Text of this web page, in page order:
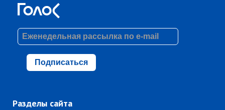
Подписаться
Разделы сайта